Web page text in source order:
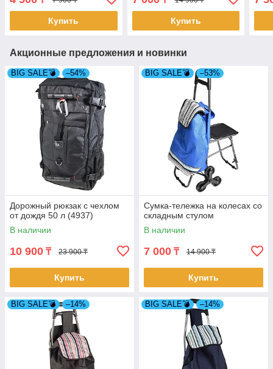
Купить Купить
Акционные предложения и новинки
BIG SALE💣 –54%
Дорожный рюкзак с чехлом
от дождя 50 л (4937)
В наличии
10 900 ₸ 23 900 ₸
Купить
BIG SALE💣 –53%
Сумка-тележка на колесах со
складным стулом
В наличии
7 000 ₸ 14 900 ₸
Купить
BIG SALE💣 –14% BIG SALE💣 –14%